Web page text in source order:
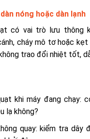
nóng hoặc dàn lạnh
có vai trò lưu thông
cháy mô tơ hoặc kẹt
trao đổi nhiệt tốt,
khi máy đang chạy:
lạ không?
quay: kiểm tra dây